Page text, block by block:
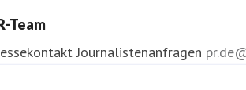
Team
Journalistenanfragen